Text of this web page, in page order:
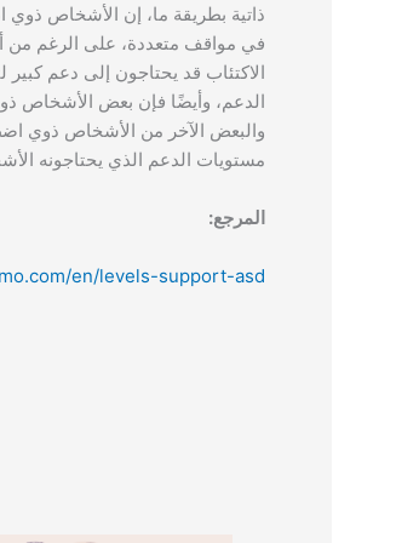
ذاتية بطريقة ما، إن الأشخاص ذوي
في مواقف متعددة، على الرغم من
الاكتئاب قد يحتاجون إلى دعم
الدعم، وأيضًا فإن بعض الأشخاص
والبعض الآخر من الأشخاص ذوي
مستويات الدعم الذي يحتاجونه
المرجع:
en/levels-support-asd